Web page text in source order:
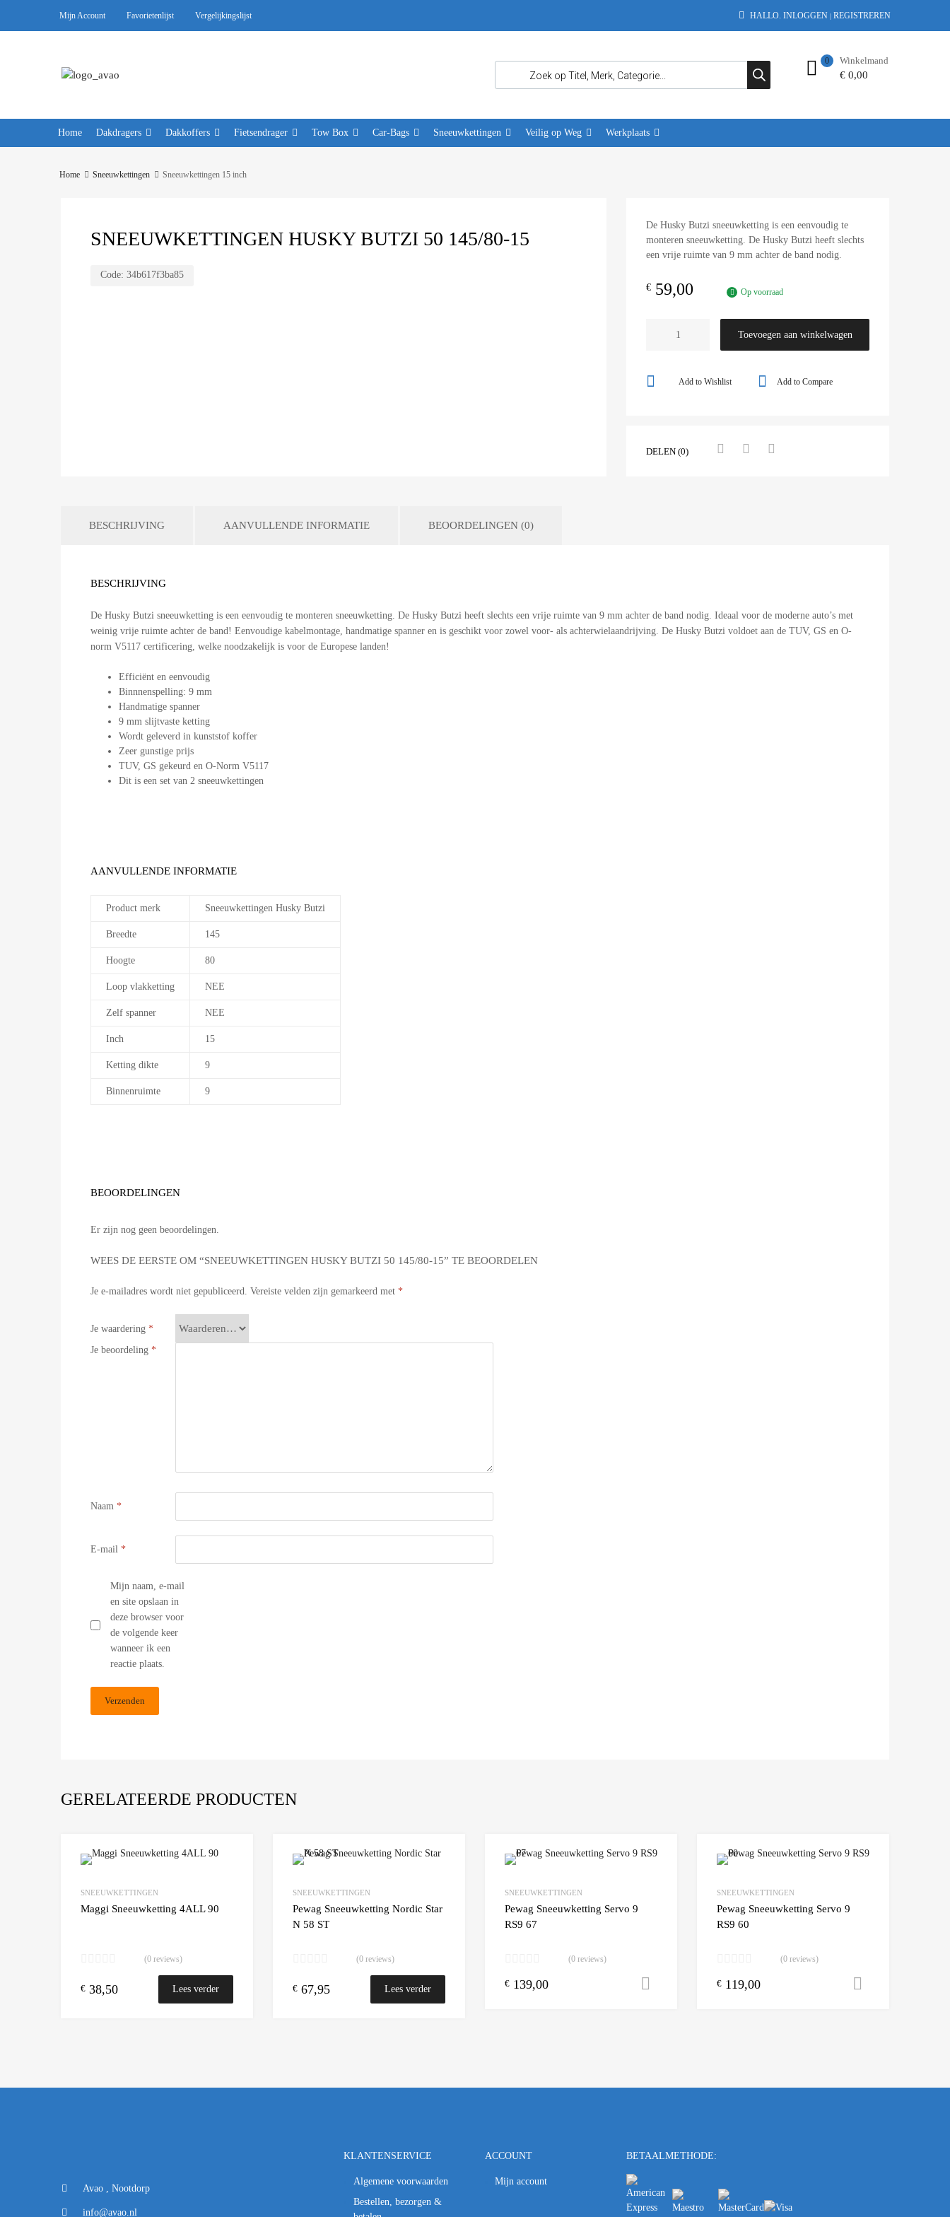
Mijn Account Favorietenlijst Vergelijkingslijst HALLO. INLOGGEN | REGISTREREN
Winkelmand
€ 0,00
0
Home Dakdragers Dakkoffers Fietsendrager Tow Box Car-Bags Sneeuwkettingen Veilig op Weg Werkplaats
Home Sneeuwkettingen Sneeuwkettingen 15 inch
SNEEUWKETTINGEN HUSKY BUTZI 50 145/80-15
Code: 34b617f3ba85
De Husky Butzi sneeuwketting is een eenvoudig te
monteren sneeuwketting. De Husky Butzi heeft slechts
een vrije ruimte van 9 mm achter de band nodig.
€ 59,00 Op voorraad
Toevoegen aan winkelwagen
Add to Compare
Add to Wishlist
DELEN (0)
BESCHRIJVING AANVULLENDE INFORMATIE BEOORDELINGEN (0)
BESCHRIJVING
De Husky Butzi sneeuwketting is een eenvoudig te monteren sneeuwketting. De Husky Butzi heeft slechts een vrije ruimte van 9 mm achter de band nodig. Ideaal voor de moderne auto’s met
weinig vrije ruimte achter de band! Eenvoudige kabelmontage, handmatige spanner en is geschikt voor zowel voor- als achterwielaandrijving. De Husky Butzi voldoet aan de TUV, GS en O-
norm V5117 certificering, welke noodzakelijk is voor de Europese landen!
Efficiënt en eenvoudig
Binnnenspelling: 9 mm
Handmatige spanner
9 mm slijtvaste ketting
Wordt geleverd in kunststof koffer
Zeer gunstige prijs
TUV, GS gekeurd en O-Norm V5117
Dit is een set van 2 sneeuwkettingen
AANVULLENDE INFORMATIE
Product merk Sneeuwkettingen Husky Butzi
Breedte 145
Hoogte 80
Loop vlakketting NEE
Zelf spanner NEE
Inch 15
Ketting dikte 9
Binnenruimte 9
BEOORDELINGEN
Er zijn nog geen beoordelingen.
WEES DE EERSTE OM “SNEEUWKETTINGEN HUSKY BUTZI 50 145/80-15” TE BEOORDELEN
Je e-mailadres wordt niet gepubliceerd. Vereiste velden zijn gemarkeerd met *
Je waardering *
Je beoordeling *
Naam *
E-mail *
Mijn naam, e-mail
en site opslaan in
deze browser voor
de volgende keer
wanneer ik een
reactie plaats.
GERELATEERDE PRODUCTEN
Add to Wishlist
SNEEUWKETTINGEN
Maggi Sneeuwketting 4ALL 90
(0 reviews)
€ 38,50 Lees verder
Add to Wishlist
SNEEUWKETTINGEN
Pewag Sneeuwketting Nordic Star
N 58 ST
(0 reviews)
€ 67,95 Lees verder
Add to Wishlist
SNEEUWKETTINGEN
Pewag Sneeuwketting Servo 9
RS9 67
(0 reviews)
€ 139,00 Toevoegen aan winkelwagen
SNEEUWKETTINGEN
Pewag Sneeuwketting Servo 9
RS9 60
(0 reviews)
€ 119,00
Avao , Nootdorp
info@avao.nl
KLANTENSERVICE
Algemene voorwaarden
Bestellen, bezorgen &
ACCOUNT
Mijn account
BETAALMETHODE: